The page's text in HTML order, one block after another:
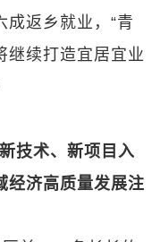
成返乡就业，“青
继续打造宜居宜业
技术、新项目入
经济高质量发展注